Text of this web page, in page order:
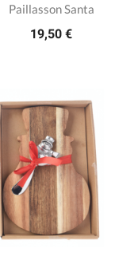
Paillasson Santa
19,50 €